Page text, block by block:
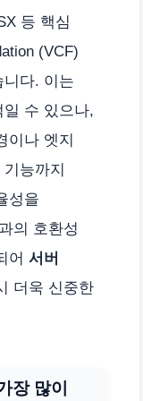
등 핵심
(VCF)
다. 이는
수 있으나,
이나 엣지
능까지
성을
의 호환성
어 서버
더욱 신중한
장 많이